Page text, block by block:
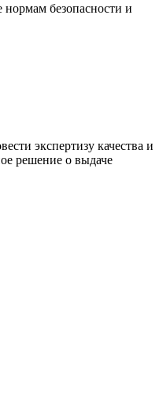
нормам безопасности и
экспертизу качества и
решение о выдаче